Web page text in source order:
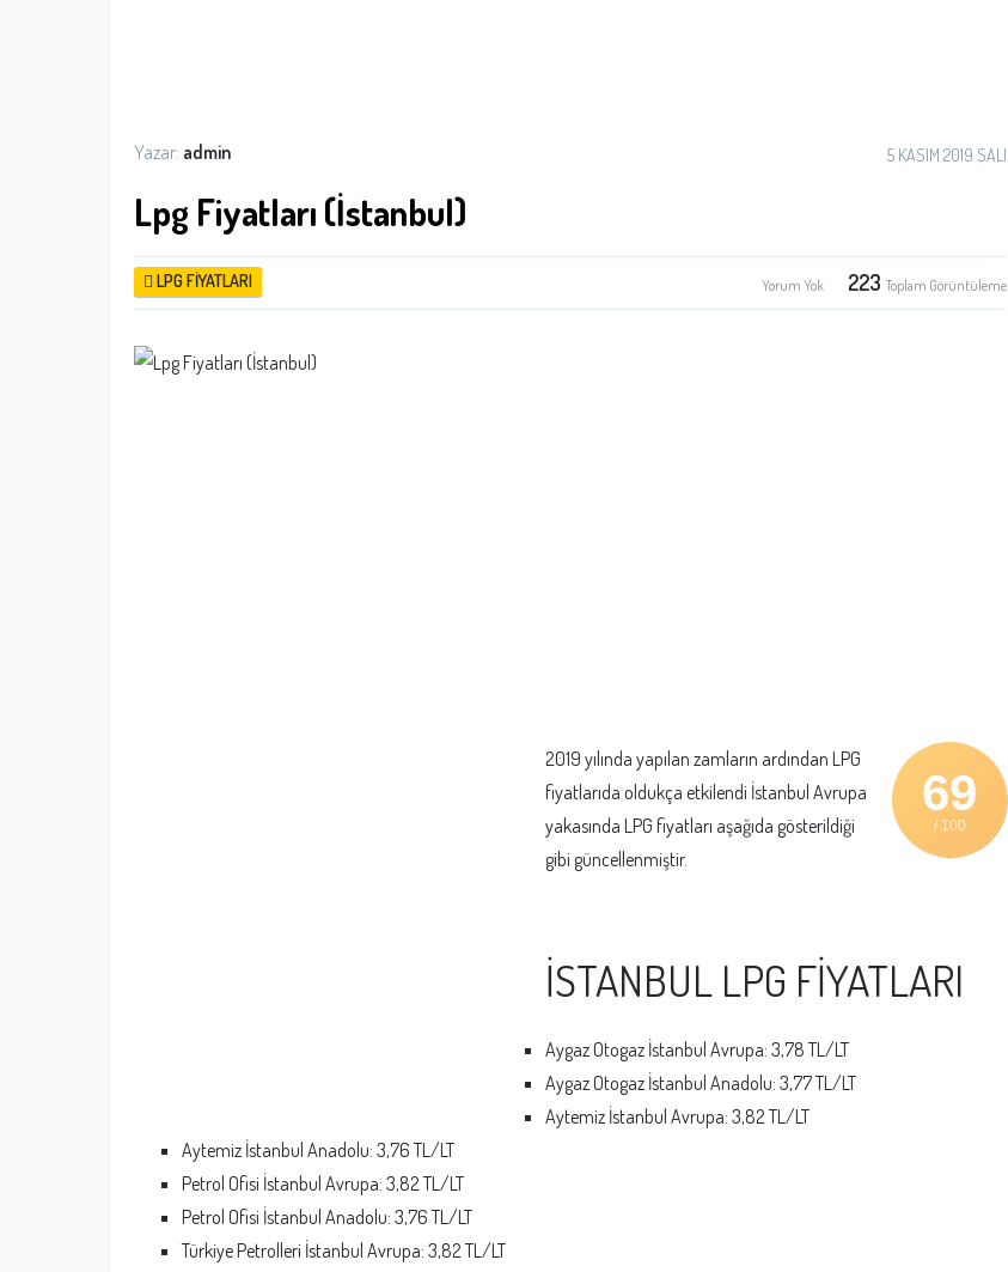
Yazar: admin 5 KASIM 2019 SALI
Lpg Fiyatları (İstanbul)
LPG FIYATLARI 223 Toplam Görüntüleme
Yorum Yok
69
/ 100
2019 yılında yapılan zamların ardından LPG
fiyatlarıda oldukça etkilendi İstanbul Avrupa
yakasında LPG fiyatları aşağıda gösterildiği
gibi güncellenmiştir.
İSTANBUL LPG FİYATLARI
Aygaz Otogaz İstanbul Avrupa: 3,78 TL/LT
Aygaz Otogaz İstanbul Anadolu: 3,77 TL/LT
Aytemiz İstanbul Avrupa: 3,82 TL/LT
Aytemiz İstanbul Anadolu: 3,76 TL/LT
Petrol Ofisi İstanbul Avrupa: 3,82 TL/LT
Petrol Ofisi İstanbul Anadolu: 3,76 TL/LT
Türkiye Petrolleri İstanbul Avrupa: 3,82 TL/LT